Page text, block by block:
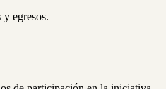
egresos.